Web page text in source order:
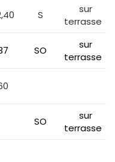
S
sur
terrasse
SO
sur
terrasse
SO
sur
terrasse